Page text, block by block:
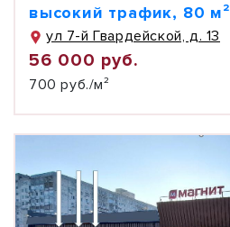
высокий трафик, 80 м²
ул 7-й Гвардейской, д. 13
56 000 руб.
700 руб./м²